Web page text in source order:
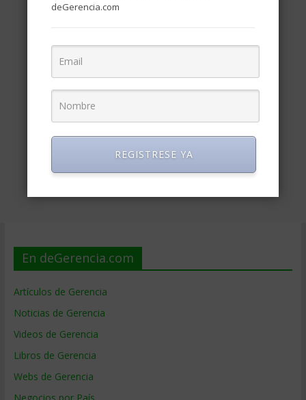
En deGerencia.com
Artículos de Gerencia
Noticias de Gerencia
Videos de Gerencia
Libros de Gerencia
Webs de Gerencia
deGerencia.com
REGISTRESE YA